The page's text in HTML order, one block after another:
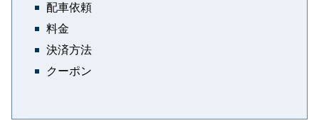
配車依頼
料金
決済方法
クーポン